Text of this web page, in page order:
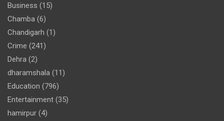
Business (15)
Chamba (6)
Chandigarh (1)
Crime (241)
Dehra (2)
dharamshala (11)
Education (796)
Entertainment (35)
hamirpur (4)